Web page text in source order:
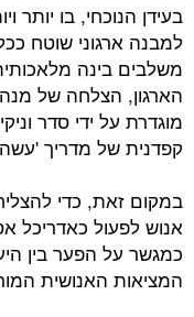
בעידן הנוכחי, בו יותר
למבנה ארגוני שוטח ככל
משלבים בינה
הארגון, הצלחה של
מוגדרת על ידי סדר
קפדנית של מדריך 'עשה ואל
במקום זאת, כדי
אנוש לפעול כאדריכל
כמגשר על הפער בין
המציאות האנושית